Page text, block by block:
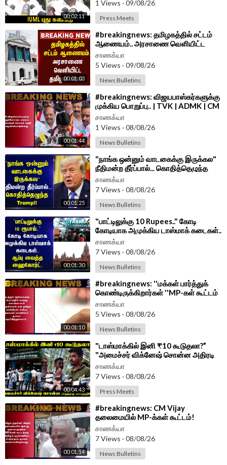
Android App -https://play.google.com/store/....apps/details?id=
00:02:11
1 Views · 09/08/26
Press Meets
00:01:03
⁣#breakingnews: தமிழகத்தில் சட்டம்
ஆணையம்.. அரசாணை வெளியிட்ட
தமிழக அரசு..
சாணக்யா
5 Views · 09/08/26
News Bulletins
00:01:44
⁣#breakingnews: விஜயபாஸ்கர்களுக்கு
முக்கிய பொறுப்பு.. | TVK | ADMK | CM
Vijay
சாணக்யா
1 Views · 08/08/26
News Bulletins
00:01:25
⁣"நாங்க ஒன்னும் வாடகைக்கு இருக்கல"
நீதிமன்ற தீர்ப்பால்... கொதித்தெழுந்த
Trump!! | USA
சாணக்யா
7 Views · 08/08/26
News Bulletins
00:01:30
⁣"பாட்டிலுக்கு 10 Rupees.." கோடி
கோடியாக அமுக்கிய டாஸ்மாக் கடைகள்..
ஆப்பு வைத்த HighCourt
சாணக்யா
7 Views · 08/08/26
News Bulletins
00:01:10
⁣#breakingnews: ''மக்கள் பார்த்துக்
கொண்டிருக்கிறார்கள் ''MP-கள் கூட்டம்
குறித்து மாணிக்கம் தாகூர்
சாணக்யா
5 Views · 08/08/26
News Bulletins
00:04:43
⁣"டாஸ்மாக்கில் இனி ₹10 கூடுதலா?”
"அமைச்சர் விக்னேஷ் சொன்ன அதிரடி
மாற்றம்!" | Coimbatore
சாணக்யா
7 Views · 08/08/26
Press Meets
00:01:14
⁣#breakingnews: CM Vijay
தலைமையில் MP-க்கள் கூட்டம்!
புறக்கணிக்கிறதா ADMK?
சாணக்யா
7 Views · 08/08/26
News Bulletins